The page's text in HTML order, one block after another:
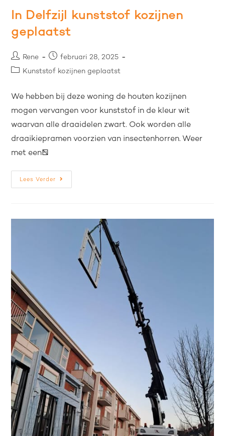
In Delfzijl kunststof kozijnen
geplaatst
Rene
februari 28, 2025
Kunststof kozijnen geplaatst
We hebben bij deze woning de houten kozijnen
mogen vervangen voor kunststof in de kleur wit
waarvan alle draaidelen zwart. Ook worden alle
draaikiepramen voorzien van insectenhorren. Weer
met een…
Lees Verder